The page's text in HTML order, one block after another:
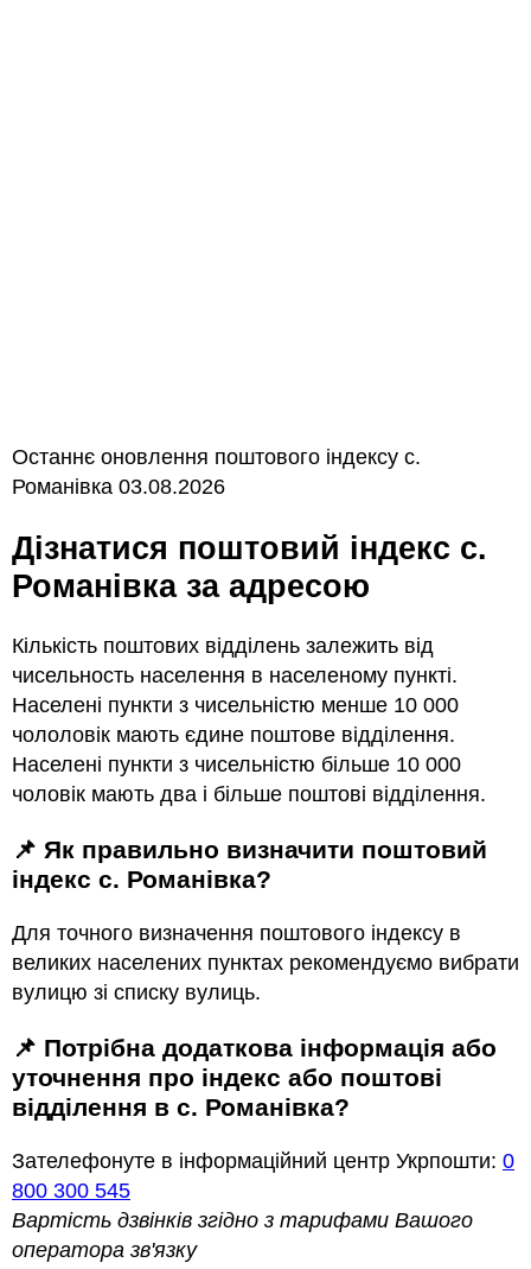
Останнє оновлення поштового індексу с.
Романівка 03.08.2026
Дізнатися поштовий індекс с.
Романівка за адресою
Кількість поштових відділень залежить від
чисельность населення в населеному пункті.
Населені пункти з чисельністю менше 10 000
чололовік мають єдине поштове відділення.
Населені пункти з чисельністю більше 10 000
чоловік мають два і більше поштові відділення.
📌 Як правильно визначити поштовий
індекс с. Романівка?
Для точного визначення поштового індексу в
великих населених пунктах рекомендуємо вибрати
вулицю зі списку вулиць.
📌 Потрібна додаткова інформація або
уточнення про індекс або поштові
відділення в с. Романівка?
Зателефонуте в інформаційний центр Укрпошти: 0
800 300 545
Вартість дзвінків згідно з тарифами Вашого
оператора зв'язку